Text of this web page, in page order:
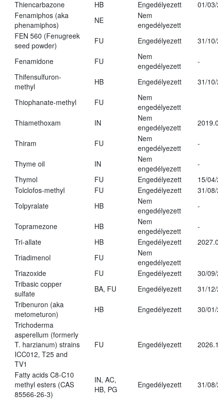
Thiencarbazone
HB Engedélyezett
01/
Fenamiphos (aka
phenamiphos)
NE
Nem
engedélyezett
FEN 560 (Fenugreek
seed powder)
FU Engedélyezett 31/
Fenamidone FU
Nem
engedélyezett
-
Thifensulfuron-
methyl
HB Engedélyezett 31/
Thiophanate-methyl FU
Nem
engedélyezett
Thiamethoxam
IN
Nem
engedélyezett
Thiram FU
Nem
engedélyezett
-
Thyme oil IN
Nem
engedélyezett
-
Thymol
FU Engedélyezett
15/
Tolclofos-methyl
FU Engedélyezett
31/
Tolpyralate
HB
Nem
engedélyezett
-
Topramezone HB
Nem
engedélyezett
-
Tri-allate
HB Engedélyezett
Triadimenol
FU
Nem
engedélyezett
Triazoxide
FU Engedélyezett
30/
Tribasic copper
sulfate
BA, FU Engedélyezett
31/
Tribenuron (aka
metometuron)
HB Engedélyezett
30/
Trichoderma
asperellum (formerly
T. harzianum) strains
ICC012, T25 and
TV1
FU Engedélyezett
Fatty acids C8-C10
methyl esters (CAS
85566-26-3)
IN, AC,
HB, PG
Engedélyezett 31/